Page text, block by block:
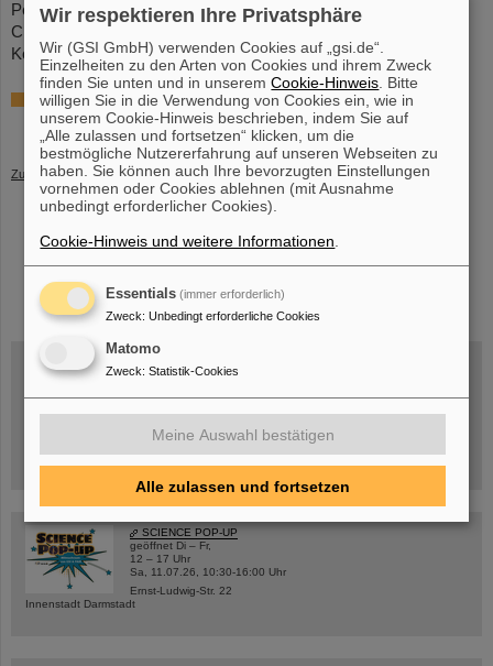
Petr Chaloupka, Lokesh Kumar und Alberica Toia (Vorsitz) an.
CBM-Sprecherin ist Tetyana Galatyuk, Vorsitzende des CBM-
Kollaborationsausschusses Hanna Zbroszczyk.(CP)
Weitere Informationen
CBM-Kollaboration
Zurück
instagramlinkedin
Warum existiert nicht einfach nichts?
GSI/FAIR/Goethe-Universität
Anmeldung und weitere Informationen
SCIENCE POP-UP
geöffnet Di – Fr,
12 – 17 Uhr
Sa, 11.07.26, 10:30-16:00 Uhr
Ernst-Ludwig-Str. 22
Innenstadt Darmstadt
Wir respektieren Ihre Privatsphäre
Wir (GSI GmbH) verwenden Cookies auf „gsi.de“.
Einzelheiten zu den Arten von Cookies und ihrem Zweck
finden Sie unten und in unseremCookie-Hinweis . Bitte
willigen Sie in die Verwendung von Cookies ein, wie in
unserem Cookie-Hinweis beschrieben, indem Sie auf
„Alle zulassen und fortsetzen“ klicken, um die
bestmögliche Nutzererfahrung auf unseren Webseiten zu
haben. Sie können auch Ihre bevorzugten Einstellungen
vornehmen oder Cookies ablehnen (mit Ausnahme
unbedingt erforderlicher Cookies).
Cookie-Hinweis und weitere Informationen
Essentials (immer erforderlich)
Zweck: Unbedingt erforderliche Cookies
Matomo
Zweck: Statistik-Cookies
Meine Auswahl bestätigen
Alle zulassen und fortsetzen